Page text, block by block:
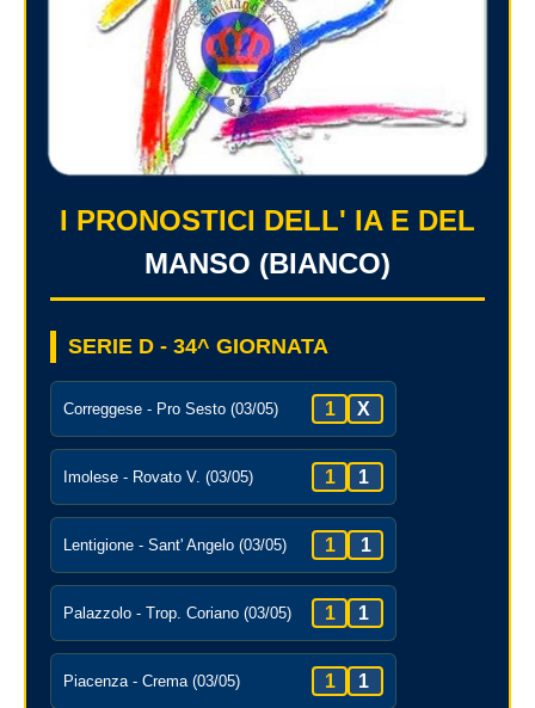
I PRONOSTICI DELL' IA E DEL
MANSO (BIANCO)
SERIE D - 34^ GIORNATA
Correggese - Pro Sesto (03/05) 1 X
Imolese - Rovato V. (03/05) 1 1
Lentigione - Sant' Angelo (03/05) 1 1
Palazzolo - Trop. Coriano (03/05) 1 1
Piacenza - Crema (03/05) 1 1